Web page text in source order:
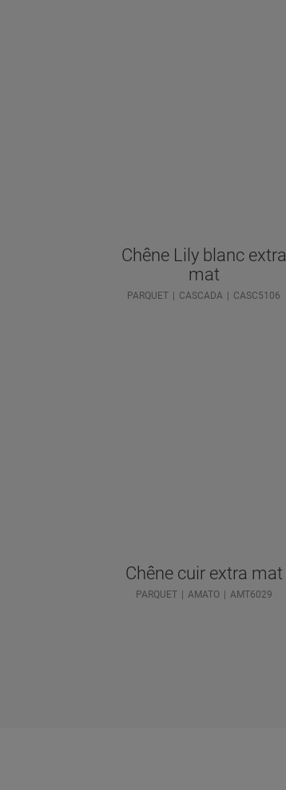
Chêne Lily blanc extra
mat
PARQUET CASCADA CASC5106
Chêne cuir extra mat
PARQUET AMATO AMT6029